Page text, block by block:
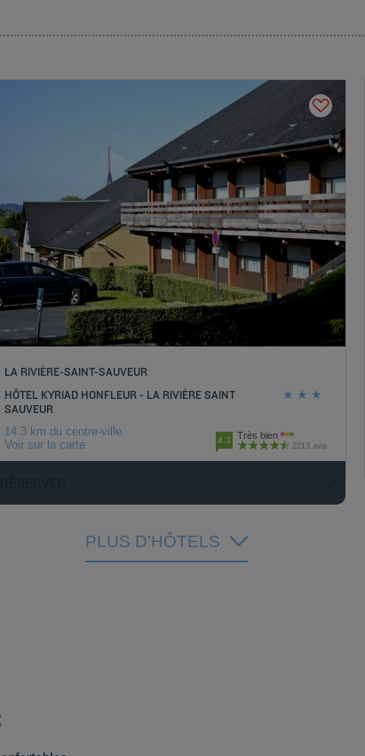
LA RIVIÈRE-SAINT-SAUVEUR
HÔTEL KYRIAD HONFLEUR - LA RIVIÈRE SAINT
SAUVEUR
14.3 km du centre-ville
Voir sur la carte
4.3 Très bien
2213 avis
PLUS D’HÔTELS